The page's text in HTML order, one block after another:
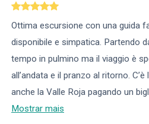
Ottima escursione con una guida
disponibile e simpatica. Partendo
tempo in pulmino ma il viaggio è
all’andata e il pranzo al ritorno.
anche la Valle Roja pagando un
Mostrar mais